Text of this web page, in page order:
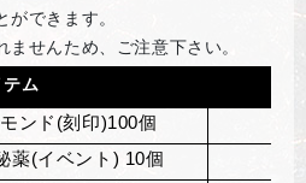
できます。
せんため、ご注意下さい。
テム
ンド(刻印)100個
薬(イベント) 10個